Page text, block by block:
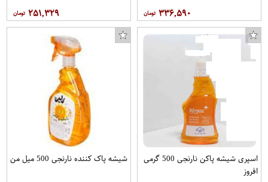
۳۳۶,۵۹۰ ۲۵۱,۳۲۹
اسپری شیشه پاکن نارنجی 500 گرمی
افروز
شیشه پاک کننده نارنجی 500 میل من